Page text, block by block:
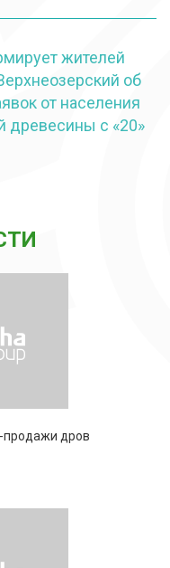
жителей
об
от населения
древесины с «20»
продажи дров